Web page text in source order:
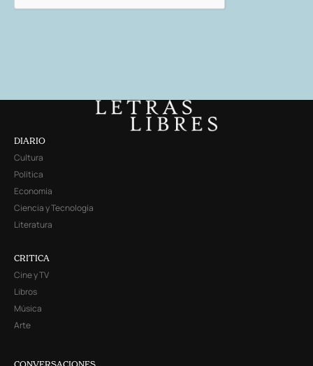
DIARIO
Cultura
Política
Economía
Ciencia y Tecnología
Literatura
CRITICA
Cine y TV
Libros
Música
Arte